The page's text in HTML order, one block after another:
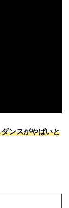
ンスがやばいと